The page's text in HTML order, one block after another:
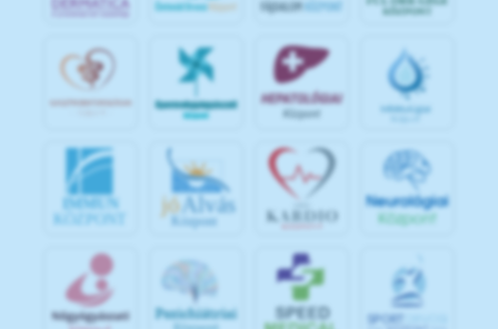
IMMUN
KÖZPONT
jó Alvás
Központ
SPOR